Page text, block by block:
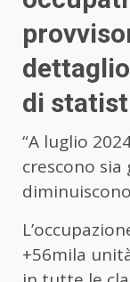
di
“A luglio
crescono
+56mila